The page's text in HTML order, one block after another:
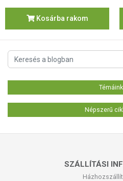
Kosárba rakom
Témáink
Népszerű
SZÁLLÍTÁSI